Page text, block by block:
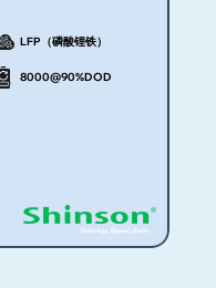
LFP（磷酸锂铁）
8000@90%DOD